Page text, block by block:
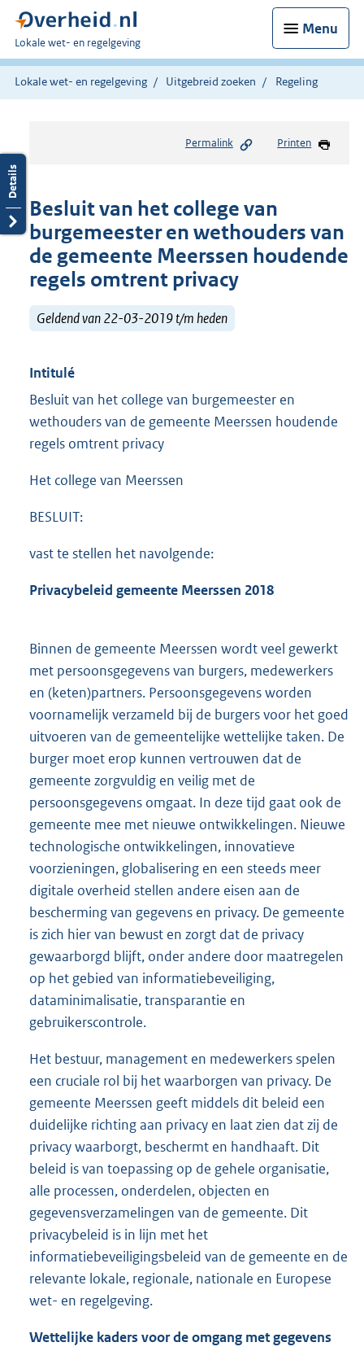
Menu
U
bent
hier:
Lokale wet- en regelgeving
Lokale wet- en regelgeving Uitgebreid zoeken Regeling
Permalink Printen
Besluit van het college van
burgemeester en wethouders van
de gemeente Meerssen houdende
regels omtrent privacy
Geldend van 22-03-2019 t/m heden
Intitulé
Besluit van het college van burgemeester en
wethouders van de gemeente Meerssen houdende
regels omtrent privacy
Het college van Meerssen
BESLUIT:
vast te stellen het navolgende:
Privacybeleid gemeente Meerssen 2018
Binnen de gemeente Meerssen wordt veel gewerkt
met persoonsgegevens van burgers, medewerkers
en (keten)partners. Persoonsgegevens worden
voornamelijk verzameld bij de burgers voor het goed
uitvoeren van de gemeentelijke wettelijke taken. De
burger moet erop kunnen vertrouwen dat de
gemeente zorgvuldig en veilig met de
persoonsgegevens omgaat. In deze tijd gaat ook de
gemeente mee met nieuwe ontwikkelingen. Nieuwe
technologische ontwikkelingen, innovatieve
voorzieningen, globalisering en een steeds meer
digitale overheid stellen andere eisen aan de
bescherming van gegevens en privacy. De gemeente
is zich hier van bewust en zorgt dat de privacy
gewaarborgd blijft, onder andere door maatregelen
op het gebied van informatiebeveiliging,
dataminimalisatie, transparantie en
gebruikerscontrole.
Het bestuur, management en medewerkers spelen
een cruciale rol bij het waarborgen van privacy. De
gemeente Meerssen geeft middels dit beleid een
duidelijke richting aan privacy en laat zien dat zij de
privacy waarborgt, beschermt en handhaaft. Dit
beleid is van toepassing op de gehele organisatie,
alle processen, onderdelen, objecten en
gegevensverzamelingen van de gemeente. Dit
privacybeleid is in lijn met het
informatiebeveiligingsbeleid van de gemeente en de
relevante lokale, regionale, nationale en Europese
wet- en regelgeving.
Wettelijke kaders voor de omgang met gegevens